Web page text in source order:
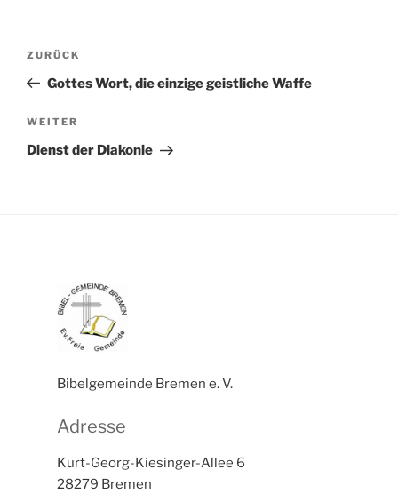
BEITRAGSNAVIGATION
Vorheriger
Beitrag
ZURÜCK
Gottes Wort, die einzige geistliche Waffe
Nächster
Beitrag
WEITER
Dienst der Diakonie
Bibelgemeinde Bremen e. V.
Adresse
Kurt-Georg-Kiesinger-Allee 6
28279 Bremen